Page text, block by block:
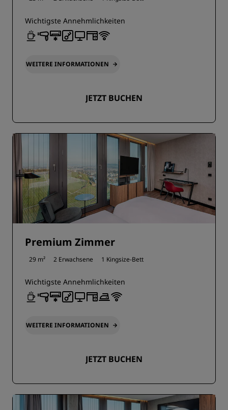
Wichtigste Annehmlichkeiten
WEITERE INFORMATIONEN
JETZT BUCHEN
Premium Zimmer
29 m² 2 Erwachsene 1 Kingsize-Bett
Wichtigste Annehmlichkeiten
WEITERE INFORMATIONEN
JETZT BUCHEN